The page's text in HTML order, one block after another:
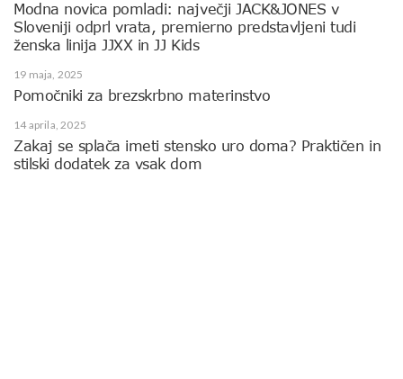
Modna novica pomladi: največji JACK&JONES v
Sloveniji odprl vrata, premierno predstavljeni tudi
ženska linija JJXX in JJ Kids
19 maja, 2025
Pomočniki za brezskrbno materinstvo
14 aprila, 2025
Zakaj se splača imeti stensko uro doma? Praktičen in
stilski dodatek za vsak dom